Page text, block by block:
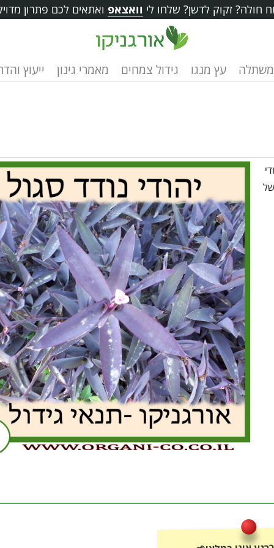
חולה? זקוק לדשן? שלחו לי וואצאפ ואתאים לכם פתרון
משתלה עץ מנגו גידול צמחים מאמרי גינון ייעוץ